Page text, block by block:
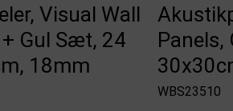
Visual Wall
+ Gul Sæt, 24
18mm
Panels,
WBS23510